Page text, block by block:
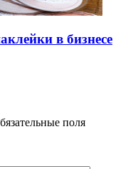
в бизнесе
поля